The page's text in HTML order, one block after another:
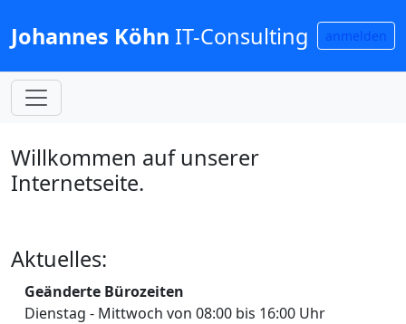
Johannes Köhn IT-Consulting anmelden
Willkommen auf unserer
Internetseite.
Aktuelles:
Geänderte Bürozeiten
Dienstag - Mittwoch von 08:00 bis 16:00 Uhr